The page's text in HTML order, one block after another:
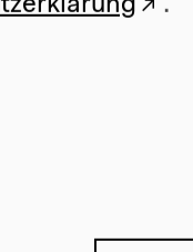
.